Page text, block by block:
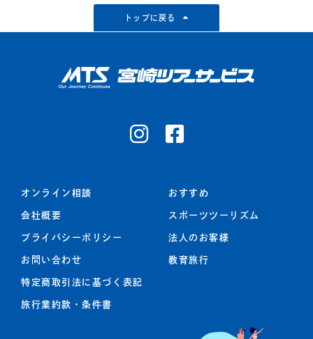
トップに戻る
オンライン相談
会社概要
プライバシーポリシー
お問い合わせ
特定商取引法に基づく表記
旅行業約款・条件書
おすすめ
スポーツツーリズム
法人のお客様
教育旅行